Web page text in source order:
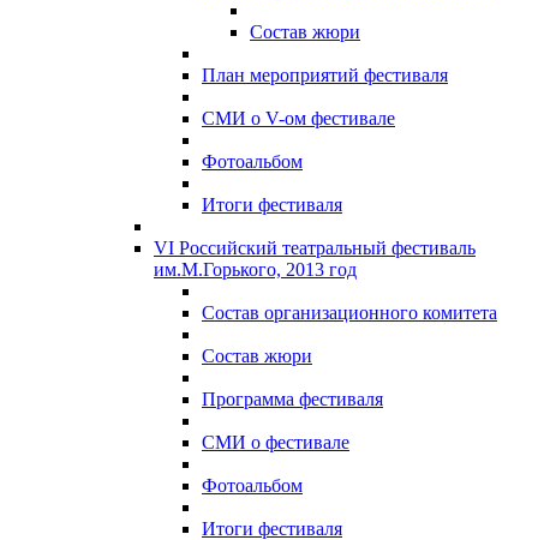
Состав жюри
План мероприятий фестиваля
СМИ о V-ом фестивале
Фотоальбом
Итоги фестиваля
VI Российский театральный фестиваль
им.М.Горького, 2013 год
Состав организационного комитета
Состав жюри
Программа фестиваля
СМИ о фестивале
Фотоальбом
Итоги фестиваля